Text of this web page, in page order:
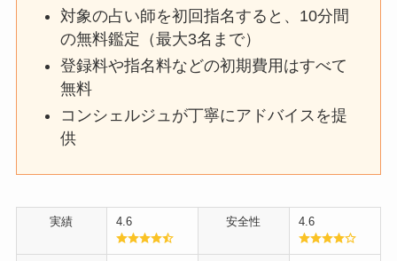
対象の占い師を初回指名すると、10分間
の無料鑑定（最大3名まで）
登録料や指名料などの初期費用はすべて
無料
コンシェルジュが丁寧にアドバイスを提
供
実績 4.6 安全性 4.6